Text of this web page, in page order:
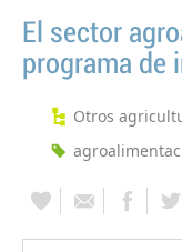
El sector
programa de
Otros